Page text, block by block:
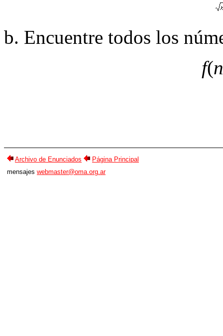
Encuentre todos los
f(n
Archivo de Enunciados
Página Principal
mensajes webmaster@oma.org.ar